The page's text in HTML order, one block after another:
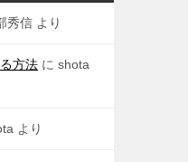
秀信 より
方法 に shota
より